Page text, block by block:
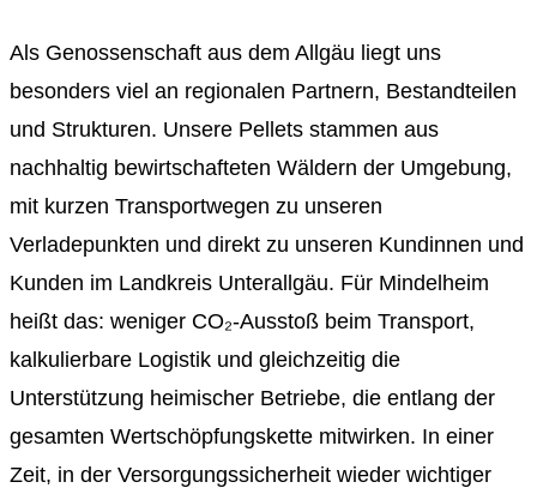
Als Genossenschaft aus dem Allgäu liegt uns
besonders viel an regionalen Partnern, Bestandteilen
und Strukturen. Unsere Pellets stammen aus
nachhaltig bewirtschafteten Wäldern der Umgebung,
mit kurzen Transportwegen zu unseren
Verladepunkten und direkt zu unseren Kundinnen und
Kunden im Landkreis Unterallgäu. Für Mindelheim
heißt das: weniger CO₂-Ausstoß beim Transport,
kalkulierbare Logistik und gleichzeitig die
Unterstützung heimischer Betriebe, die entlang der
gesamten Wertschöpfungskette mitwirken. In einer
Zeit, in der Versorgungssicherheit wieder wichtiger